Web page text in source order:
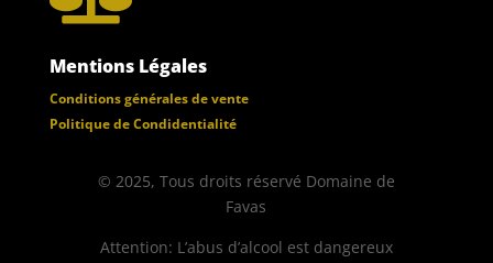
Mentions Légales
Conditions générales de vente
Politique de Condidentialité
© 2025, Tous droits réservé Domaine de
Favas
Attention: L’abus d’alcool est dangereux